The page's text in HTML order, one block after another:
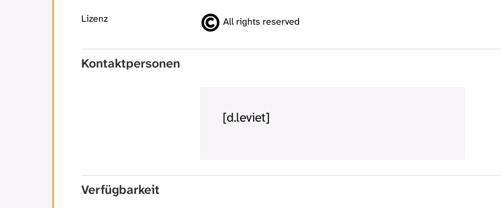
Lizenz All rights reserved
Kontaktpersonen
[d.leviet]
Verfügbarkeit